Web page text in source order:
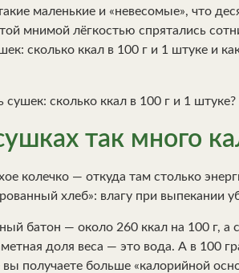
маленькие и «невесомые», что
мнимой лёгкостью спрятались
сколько ккал в 100 г и 1 штуке и
так много
колечко — откуда там столько
хлеб»: влагу при выпекании
батон — около 260 ккал на 100 г, а
доля веса — это вода. А в 100
получаете больше «калорийной